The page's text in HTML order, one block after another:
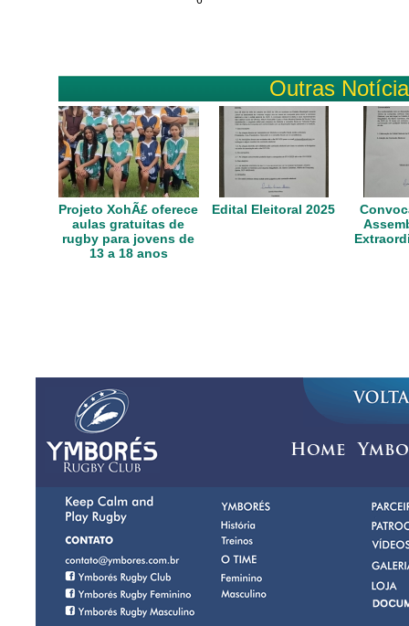
Outras
Projeto XohÃ£ oferece
aulas gratuitas de
rugby para jovens de
13 a 18 anos
Edital Eleitoral 2025
Home